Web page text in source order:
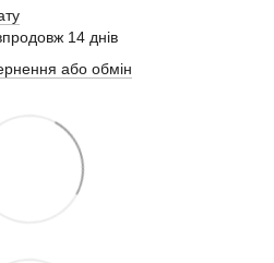
14 днів
або обмін